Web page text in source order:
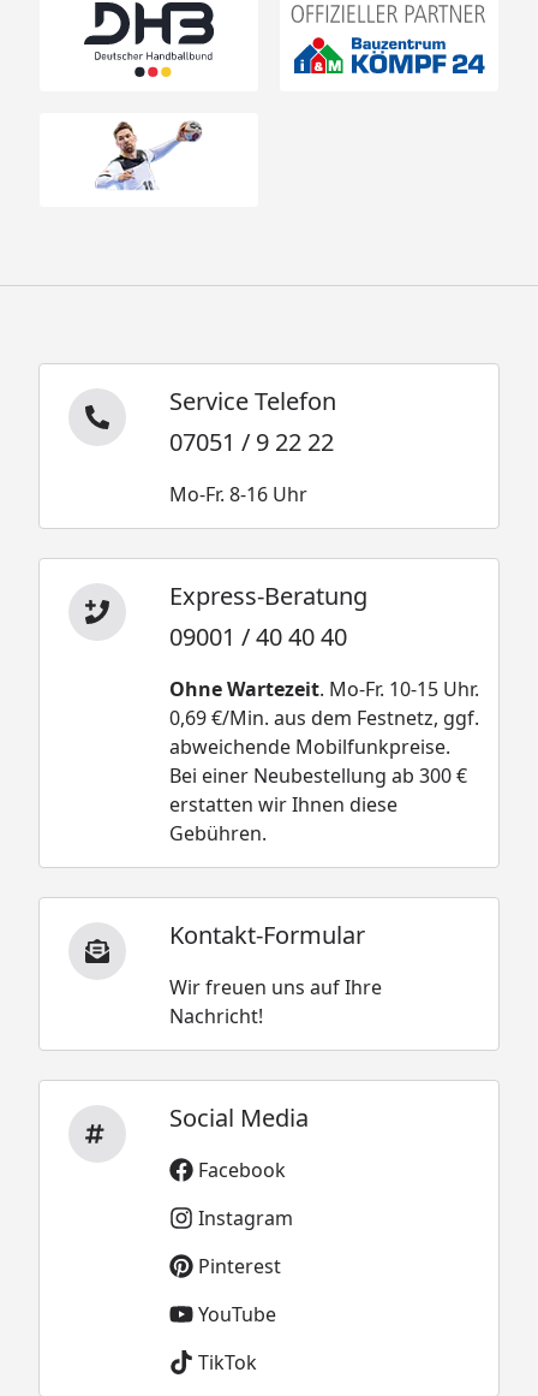
Service Telefon
07051 / 9 22 22
Mo-Fr. 8-16 Uhr
Express-Beratung
09001 / 40 40 40
Ohne Wartezeit. Mo-Fr. 10-15 Uhr.
0,69 €/Min. aus dem Festnetz, ggf.
abweichende Mobilfunkpreise.
Bei einer Neubestellung ab 300 €
erstatten wir Ihnen diese
Gebühren.
Kontakt-Formular
Wir freuen uns auf Ihre
Nachricht!
Social Media
Facebook
Instagram
Pinterest
YouTube
TikTok